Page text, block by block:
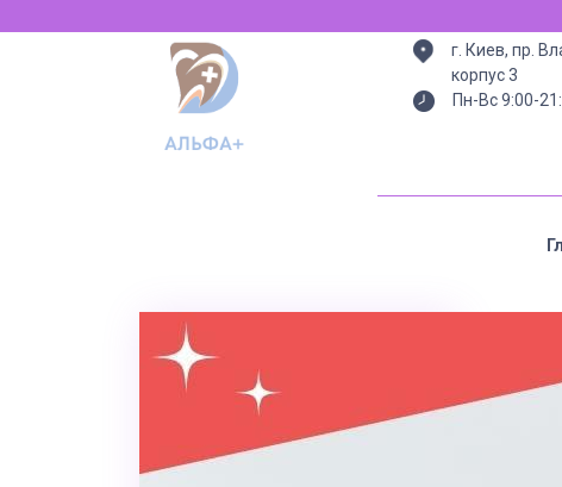
Всегда есть
г. Киев, пр.
корпус 3
Пн-Вс 9:00-